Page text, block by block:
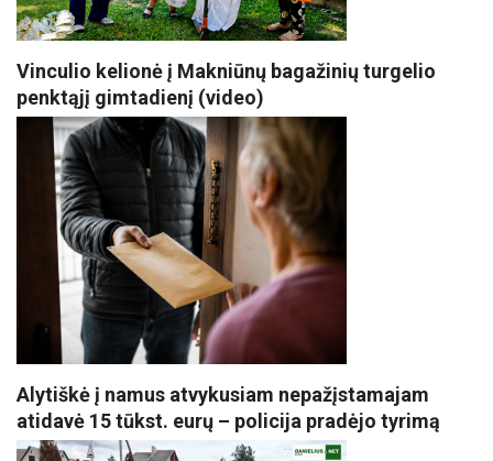
Vinculio kelionė į Makniūnų bagažinių turgelio
penktąjį gimtadienį (video)
Alytiškė į namus atvykusiam nepažįstamajam
atidavė 15 tūkst. eurų – policija pradėjo tyrimą